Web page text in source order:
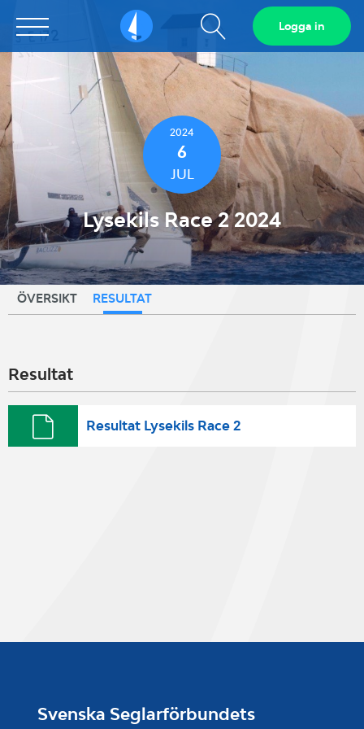
Sailarena Visa
sökfält
Logga in
2024
6
JUL
Lysekils Race 2 2024
ÖVERSIKT RESULTAT
Resultat
Resultat Lysekils Race 2
Svenska Seglarförbundets